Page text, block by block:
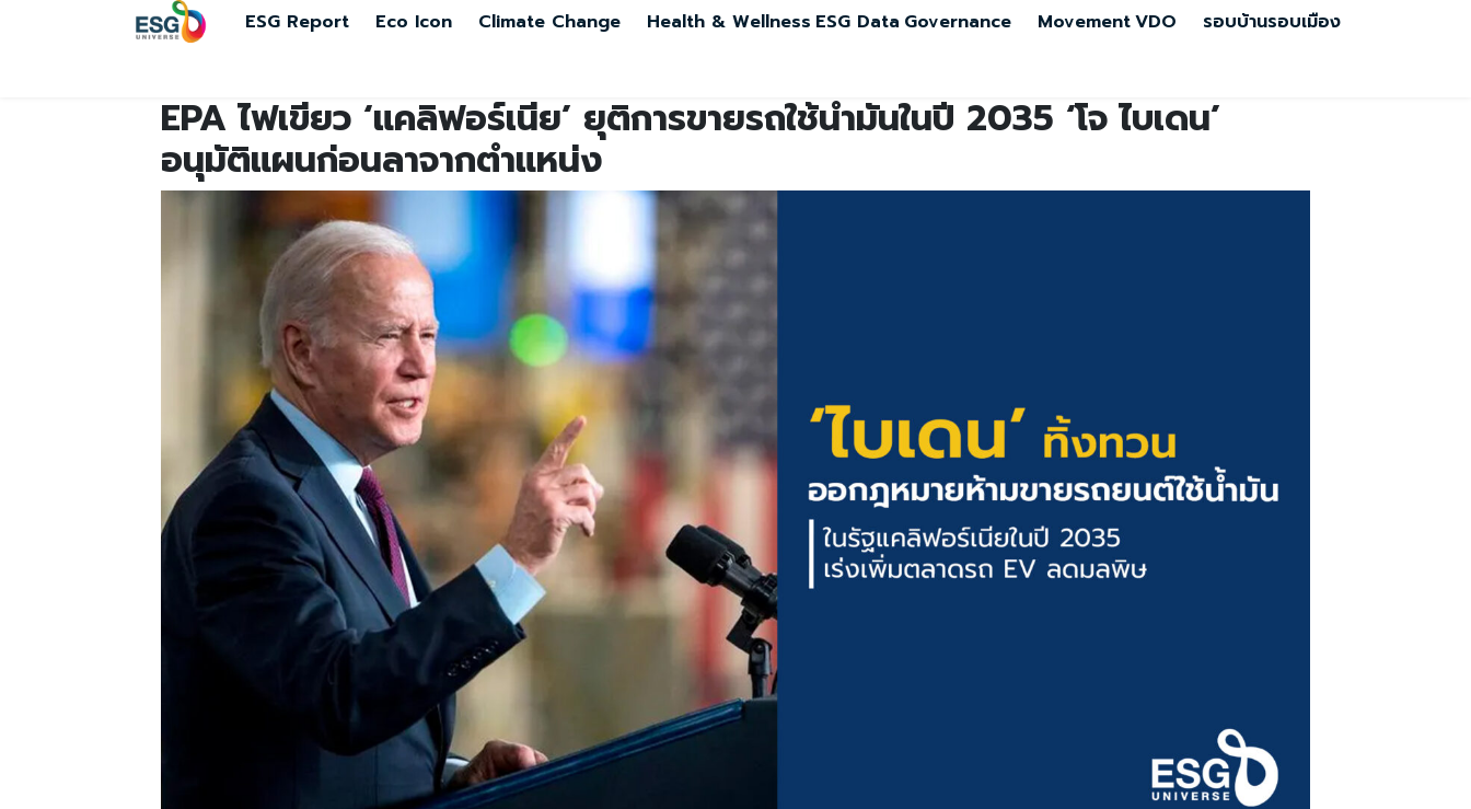
ESG Report Eco Icon Climate Change Health & Wellness ESG Data Governance MovementVDO รอบบ้านรอบเมือง
EPA ไฟเขียว ‘แคลิฟอร์เนีย’ ยุติการขายรถใช้น้ำมันในปี 2035 ‘โจ ไบเดน’
อนุมัติแผนก่อนลาจากตำแหน่ง